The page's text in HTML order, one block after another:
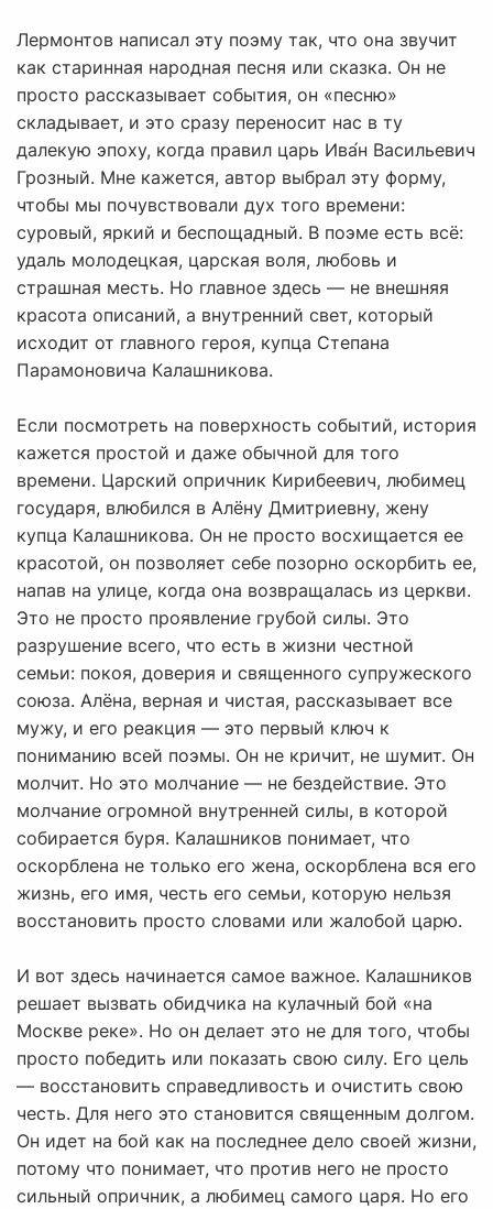
Лермонтов написал эту поэму так, что она звучит
как старинная народная песня или сказка. Он не
просто рассказывает события, он «песню»
складывает, и это сразу переносит нас в ту
далекую эпоху, когда правил царь Ива́н Васильевич
Грозный. Мне кажется, автор выбрал эту форму,
чтобы мы почувствовали дух того времени:
суровый, яркий и беспощадный. В поэме есть всё:
удаль молодецкая, царская воля, любовь и
страшная месть. Но главное здесь — не внешняя
красота описаний, а внутренний свет, который
исходит от главного героя, купца Степана
Парамоновича Калашникова.
Если посмотреть на поверхность событий, история
кажется простой и даже обычной для того
времени. Царский опричник Кирибеевич, любимец
государя, влюбился в Алёну Дмитриевну, жену
купца Калашникова. Он не просто восхищается ее
красотой, он позволяет себе позорно оскорбить ее,
напав на улице, когда она возвращалась из церкви.
Это не просто проявление грубой силы. Это
разрушение всего, что есть в жизни честной
семьи: покоя, доверия и священного супружеского
союза. Алёна, верная и чистая, рассказывает все
мужу, и его реакция — это первый ключ к
пониманию всей поэмы. Он не кричит, не шумит. Он
молчит. Но это молчание — не бездействие. Это
молчание огромной внутренней силы, в которой
собирается буря. Калашников понимает, что
оскорблена не только его жена, оскорблена вся его
жизнь, его имя, честь его семьи, которую нельзя
восстановить просто словами или жалобой царю.
И вот здесь начинается самое важное. Калашников
решает вызвать обидчика на кулачный бой «на
Москве реке». Но он делает это не для того, чтобы
просто победить или показать свою силу. Его цель
— восстановить справедливость и очистить свою
честь. Для него это становится священным долгом.
Он идет на бой как на последнее дело своей жизни,
потому что понимает, что против него не просто
сильный опричник, а любимец самого царя. Но его